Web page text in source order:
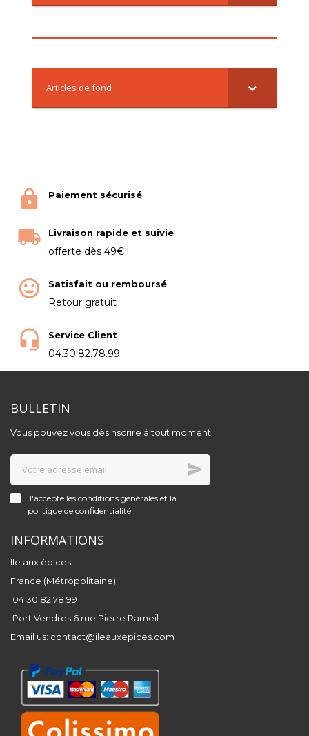
Articles de fond
Paiement sécurisé
Livraison rapide et suivie
offerte dès 49€ !
Satisfait ou remboursé
Retour gratuit
Service Client
04.30.82.78.99
BULLETIN
Vous pouvez vous désinscrire à tout moment.
J'accepte les conditions générales et la
politique de confidentialité
INFORMATIONS
Ile aux épices
France (Métropolitaine)
04 30 82 78 99
Port Vendres 6 rue Pierre Rameil
Email us: contact@ileauxepices.com